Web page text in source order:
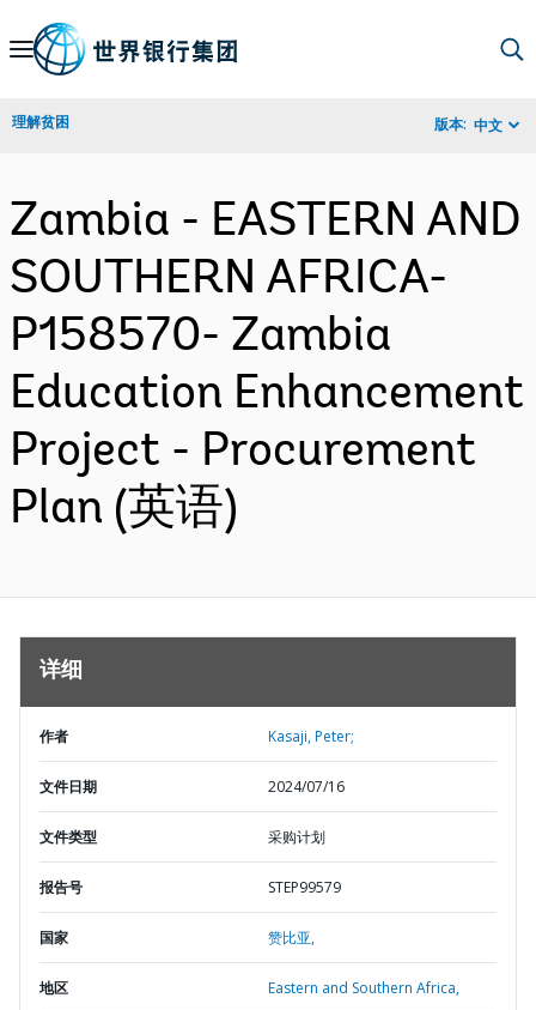
Skip
Navigation
理解贫困 版本: 中文
Zambia - EASTERN AND
SOUTHERN AFRICA-
P158570- Zambia
Education Enhancement
Project - Procurement
Plan (英语)
详细
作者 Kasaji, Peter;
文件日期 2024/07/16
文件类型 采购计划
报告号 STEP99579
国家 赞比亚,
地区 Eastern and Southern Africa,